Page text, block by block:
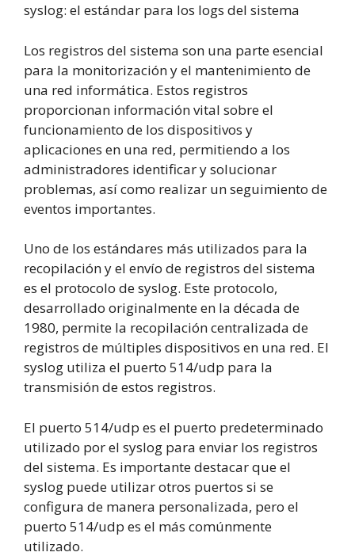
syslog: el estándar para los logs del sistema
Los registros del sistema son una parte esencial
para la monitorización y el mantenimiento de
una red informática. Estos registros
proporcionan información vital sobre el
funcionamiento de los dispositivos y
aplicaciones en una red, permitiendo a los
administradores identificar y solucionar
problemas, así como realizar un seguimiento de
eventos importantes.
Uno de los estándares más utilizados para la
recopilación y el envío de registros del sistema
es el protocolo de syslog. Este protocolo,
desarrollado originalmente en la década de
1980, permite la recopilación centralizada de
registros de múltiples dispositivos en una red. El
syslog utiliza el puerto 514/udp para la
transmisión de estos registros.
El puerto 514/udp es el puerto predeterminado
utilizado por el syslog para enviar los registros
del sistema. Es importante destacar que el
syslog puede utilizar otros puertos si se
configura de manera personalizada, pero el
puerto 514/udp es el más comúnmente
utilizado.